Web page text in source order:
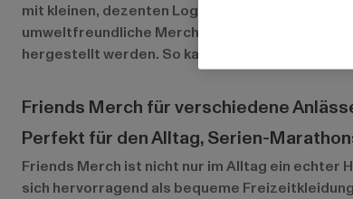
mit kleinen, dezenten Logos oder Zitaten sind
umweltfreundliche Merchandise-Produkte sind
hergestellt werden. So kannst du deinen
Friends Merch für verschiedene
Perfekt für den Alltag, Serien-
Friends Merch ist nicht nur im Alltag ein echter
sich hervorragend als bequeme